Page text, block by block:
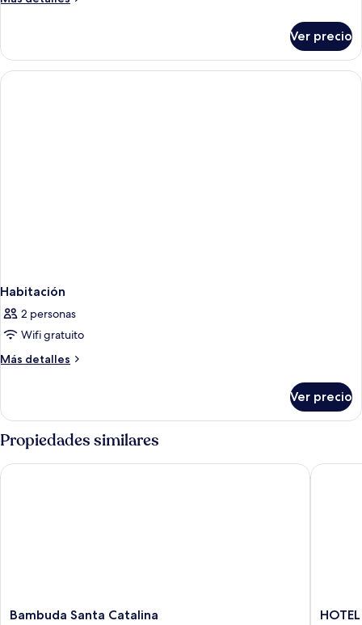
Ver precio
Habitación
2 personas
Wifi gratuito
Más detalles
Más
Ver precio
Propiedades similares
Bambuda
Bambuda Santa Catalina
Bambuda Santa Catalina
HOTEL
HOTEL